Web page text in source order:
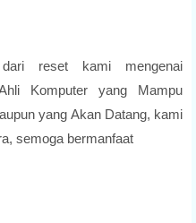
reset kami mengenai
Komputer yang Mampu
yang Akan Datang, kami
semoga bermanfaat